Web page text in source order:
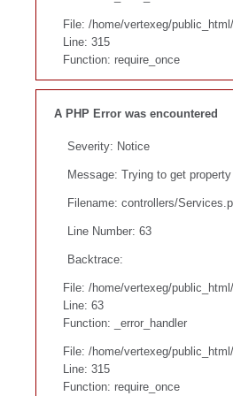
File: /home/vertexeg/
Line: 315
Function: require_once
A PHP Error was encountered
Severity: Notice
Message: Trying to get
Filename: controllers/
Line Number: 63
Backtrace:
File: /home/vertexeg/
Line: 63
Function: _error_handler
File: /home/vertexeg/
Line: 315
Function: require_once